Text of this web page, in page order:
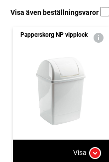
Visa även beställningsvaror
Papperskorg NP vipplock
Visa